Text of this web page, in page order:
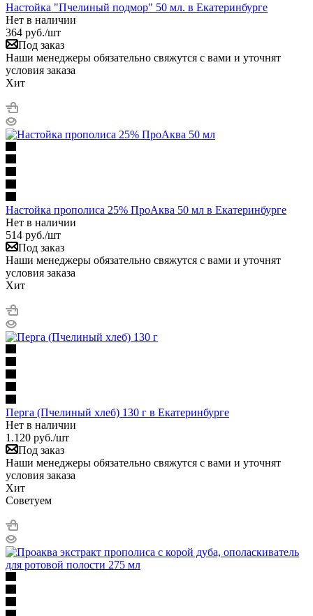
Настойка "Пчелиный подмор" 50 мл. в Екатеринбурге
Нет в наличии
364 руб./шт
Под заказ
Наши менеджеры обязательно свяжутся с вами и уточнят
условия заказа
Хит
Настойка прополиса 25% ПроАква 50 мл в Екатеринбурге
Нет в наличии
514 руб./шт
Под заказ
Наши менеджеры обязательно свяжутся с вами и уточнят
условия заказа
Хит
Перга (Пчелиный хлеб) 130 г в Екатеринбурге
Нет в наличии
1.120 руб./шт
Под заказ
Наши менеджеры обязательно свяжутся с вами и уточнят
условия заказа
Хит
Советуем